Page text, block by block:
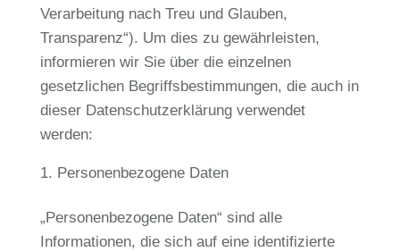
Verarbeitung nach Treu und Glauben,
Transparenz“). Um dies zu gewährleisten,
informieren wir Sie über die einzelnen
gesetzlichen Begriffsbestimmungen, die auch in
dieser Datenschutzerklärung verwendet
werden:
Personenbezogene Daten
„Personenbezogene Daten“ sind alle
Informationen, die sich auf eine identifizierte